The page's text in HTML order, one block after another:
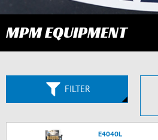
MPM EQUIPMENT
FILTER
E4040L